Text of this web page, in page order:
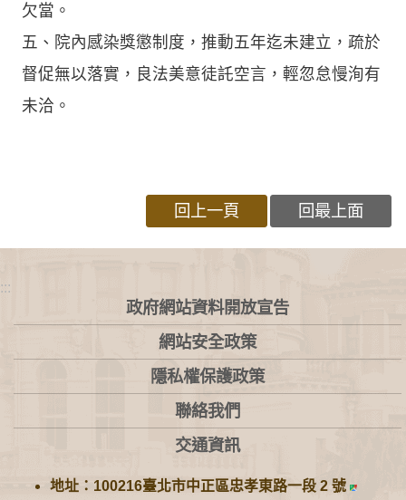
欠當。
五、院內感染獎懲制度，推動五年迄未建立，疏於
督促無以落實，良法美意徒託空言，輕忽怠慢洵有
未洽。
回上一頁 回最上面
:::
政府網站資料開放宣告
網站安全政策
隱私權保護政策
聯絡我們
交通資訊
地址：100216臺北市中正區忠孝東路一段 2 號